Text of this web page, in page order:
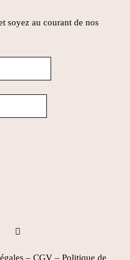
soyez au courant de nos
– CGV– Politique de
Pinterest